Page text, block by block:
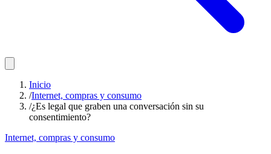
Inicio
/Internet, compras y consumo
/¿Es legal que graben una conversación sin su
consentimiento?
Internet, compras y consumo